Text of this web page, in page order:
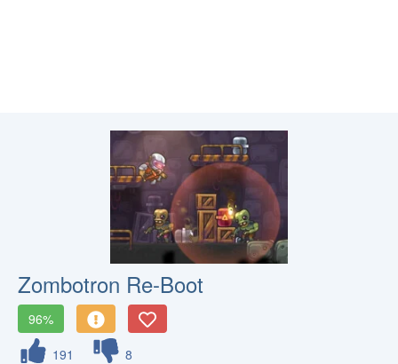
Zombotron Re-Boot
96%
191
8